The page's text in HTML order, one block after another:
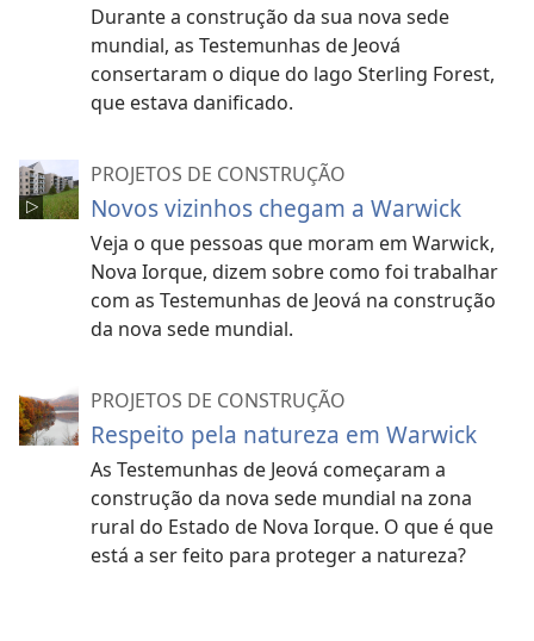
Durante a construção da sua nova sede
mundial, as Testemunhas de Jeová
consertaram o dique do lago Sterling Forest,
que estava danificado.
PROJETOS DE CONSTRUÇÃO
Novos vizinhos chegam a Warwick
Veja o que pessoas que moram em Warwick,
Nova Iorque, dizem sobre como foi trabalhar
com as Testemunhas de Jeová na construção
da nova sede mundial.
PROJETOS DE CONSTRUÇÃO
Respeito pela natureza em Warwick
As Testemunhas de Jeová começaram a
construção da nova sede mundial na zona
rural do Estado de Nova Iorque. O que é que
está a ser feito para proteger a natureza?